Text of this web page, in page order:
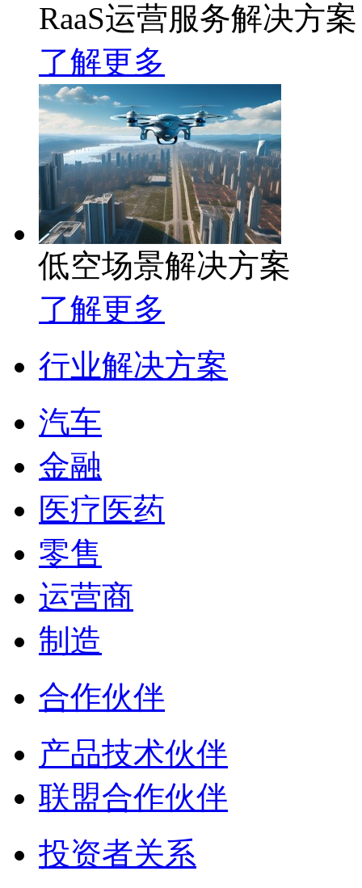
RaaS运营服务解决方案
了解更多
低空场景解决方案
了解更多
行业解决方案
汽车
金融
医疗医药
零售
运营商
制造
合作伙伴
产品技术伙伴
联盟合作伙伴
投资者关系